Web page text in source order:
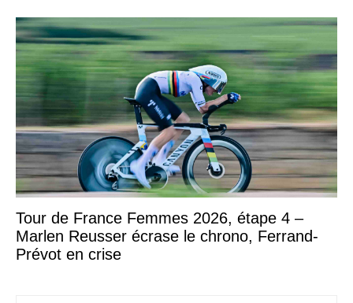
Tour de France Femmes 2026, étape 4 –
Marlen Reusser écrase le chrono, Ferrand-
Prévot en crise